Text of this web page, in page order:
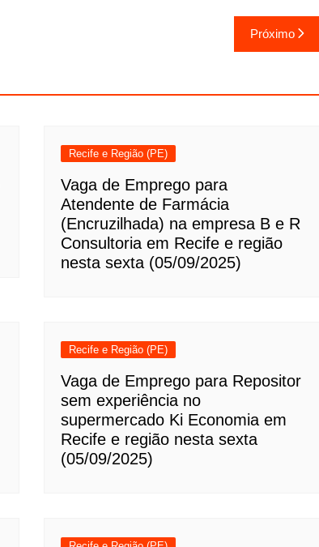
Próximo
Recife e Região (PE)
Vaga de Emprego para
Atendente de Farmácia
(Encruzilhada) na empresa B e R
Consultoria em Recife e região
nesta sexta (05/09/2025)
Recife e Região (PE)
Vaga de Emprego para Repositor
sem experiência no
supermercado Ki Economia em
Recife e região nesta sexta
(05/09/2025)